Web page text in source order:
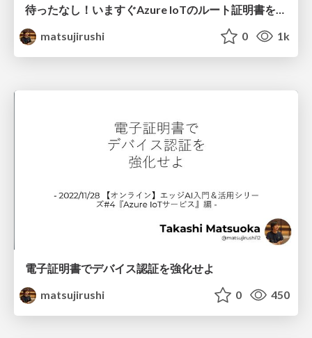
待ったなし！いますぐAzure IoTのルート証明書を確認せよ！
matsujirushi
0 1k
電子証明書でデバイス認証を強化せよ
matsujirushi
0 450